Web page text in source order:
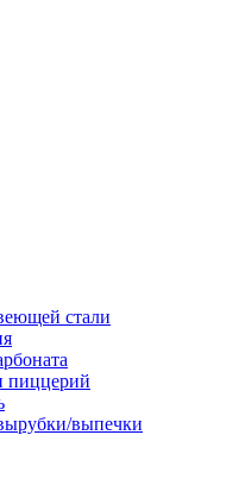
стали
пиццерий
выпечки